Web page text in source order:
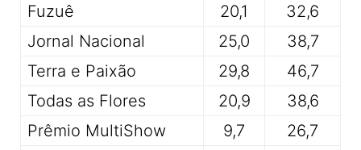
Fuzuê
20,1
32,6
Jornal Nacional
25,0
38,7
Terra e Paixão
29,8
46,7
Todas as Flores
20,9
38,6
Prêmio MultiShow
9,7
26,7